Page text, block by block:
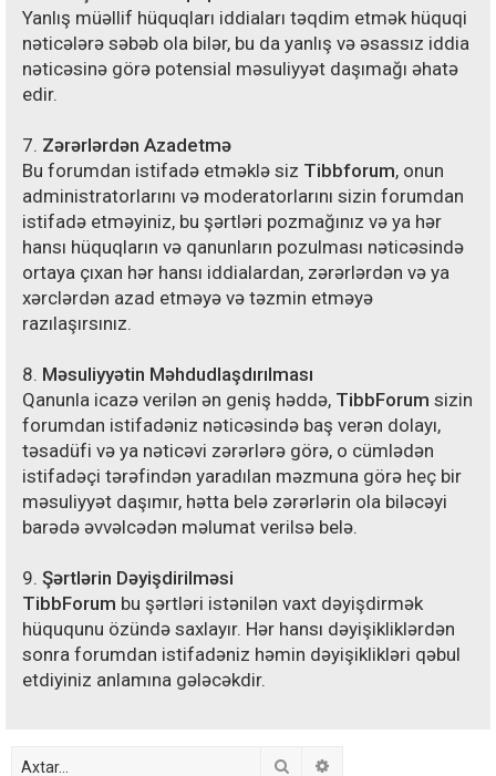
Yanlış müəllif hüquqları iddiaları təqdim etmək hüquqi
nəticələrə səbəb ola bilər, bu da yanlış və əsassız iddia
nəticəsinə görə potensial məsuliyyət daşımağı əhatə
edir.
7. Zərərlərdən Azadetmə
Bu forumdan istifadə etməklə siz Tibbforum, onun
administratorlarını və moderatorlarını sizin forumdan
istifadə etməyiniz, bu şərtləri pozmağınız və ya hər
hansı hüquqların və qanunların pozulması nəticəsində
ortaya çıxan hər hansı iddialardan, zərərlərdən və ya
xərclərdən azad etməyə və təzmin etməyə
razılaşırsınız.
8. Məsuliyyətin Məhdudlaşdırılması
Qanunla icazə verilən ən geniş həddə, TibbForum sizin
forumdan istifadəniz nəticəsində baş verən dolayı,
təsadüfi və ya nəticəvi zərərlərə görə, o cümlədən
istifadəçi tərəfindən yaradılan məzmuna görə heç bir
məsuliyyət daşımır, hətta belə zərərlərin ola biləcəyi
barədə əvvəlcədən məlumat verilsə belə.
9. Şərtlərin Dəyişdirilməsi
TibbForum bu şərtləri istənilən vaxt dəyişdirmək
hüququnu özündə saxlayır. Hər hansı dəyişikliklərdən
sonra forumdan istifadəniz həmin dəyişiklikləri qəbul
etdiyiniz anlamına gələcəkdir.
Axtar